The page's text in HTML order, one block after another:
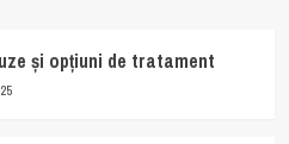
și opțiuni de tratament